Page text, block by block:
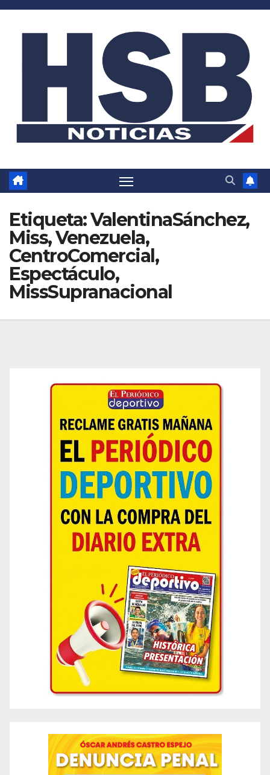
Saltar
Etiqueta:ValentinaSánchez,
Miss, Venezuela,
CentroComercial,
Espectáculo,
MissSupranacional